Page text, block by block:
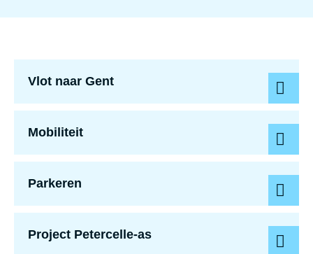
Vlot naar Gent
Mobiliteit
Parkeren
Project Petercelle-as